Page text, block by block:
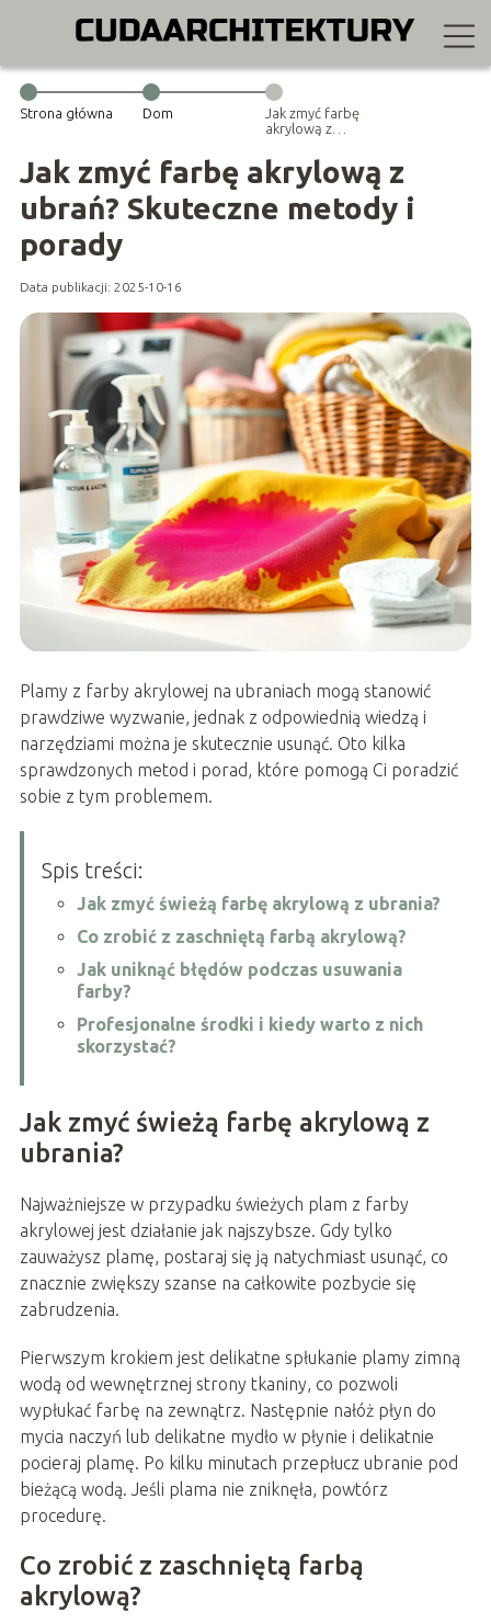
Strona główna Dom
Jak zmyć farbę
akrylową z
Skuteczne
metody i
porady
Jak zmyć farbę akrylową z
ubrań? Skuteczne metody i
porady
Data publikacji: 2025-10-16
Plamy z farby akrylowej na ubraniach mogą stanowić
prawdziwe wyzwanie, jednak z odpowiednią wiedzą i
narzędziami można je skutecznie usunąć. Oto kilka
sprawdzonych metod i porad, które pomogą Ci poradzić
sobie z tym problemem.
Spis treści:
Jak zmyć świeżą farbę akrylową z ubrania?
Co zrobić z zaschniętą farbą akrylową?
Jak uniknąć błędów podczas usuwania
farby?
Profesjonalne środki i kiedy warto z nich
skorzystać?
Jak zmyć świeżą farbę akrylową z
ubrania?
Najważniejsze w przypadku świeżych plam z farby
akrylowej jest działanie jak najszybsze. Gdy tylko
zauważysz plamę, postaraj się ją natychmiast usunąć, co
znacznie zwiększy szanse na całkowite pozbycie się
zabrudzenia.
Pierwszym krokiem jest delikatne spłukanie plamy zimną
wodą od wewnętrznej strony tkaniny, co pozwoli
wypłukać farbę na zewnątrz. Następnie nałóż płyn do
mycia naczyń lub delikatne mydło w płynie i delikatnie
pocieraj plamę. Po kilku minutach przepłucz ubranie pod
bieżącą wodą. Jeśli plama nie zniknęła, powtórz
procedurę.
Co zrobić z zaschniętą farbą
akrylową?